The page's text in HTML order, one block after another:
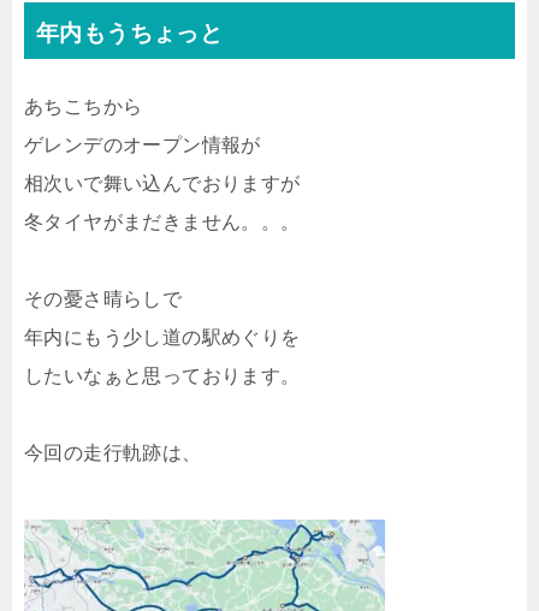
年内もうちょっと
あちこちから
ゲレンデのオープン情報が
相次いで舞い込んでおりますが
冬タイヤがまだきません。。。
その憂さ晴らしで
年内にもう少し道の駅めぐりを
したいなぁと思っております。
今回の走行軌跡は、